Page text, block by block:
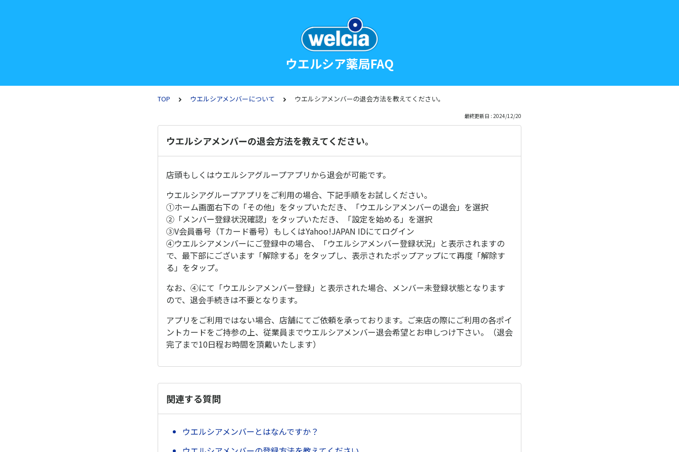
ウエルシア薬局FAQ
TOP ウエルシアメンバーについて ウエルシアメンバーの退会方法を教えてください。
最終更新日 : 2024/12/20
ウエルシアメンバーの退会方法を教えてください。
店頭もしくはウエルシアグループアプリから退会が可能です。
ウエルシアグループアプリをご利用の場合、下記手順をお試しください。
①ホーム画面右下の「その他」をタップいただき、「ウエルシアメンバーの退会」を選択
②「メンバー登録状況確認」をタップいただき、「設定を始める」を選択
③V会員番号（Tカード番号）もしくはYahoo!JAPAN IDにてログイン
④ウエルシアメンバーにご登録中の場合、「ウエルシアメンバー登録状況」と表示されますの
で、最下部にございます「解除する」をタップし、表示されたポップアップにて再度「解除す
る」をタップ。
なお、④にて「ウエルシアメンバー登録」と表示された場合、メンバー未登録状態となります
ので、退会手続きは不要となります。
アプリをご利用ではない場合、店舗にてご依頼を承っております。ご来店の際にご利用の各ポイ
ントカードをご持参の上、従業員までウエルシアメンバー退会希望とお申しつけ下さい。（退会
完了まで10日程お時間を頂戴いたします）
関連する質問
ウエルシアメンバーとはなんですか？